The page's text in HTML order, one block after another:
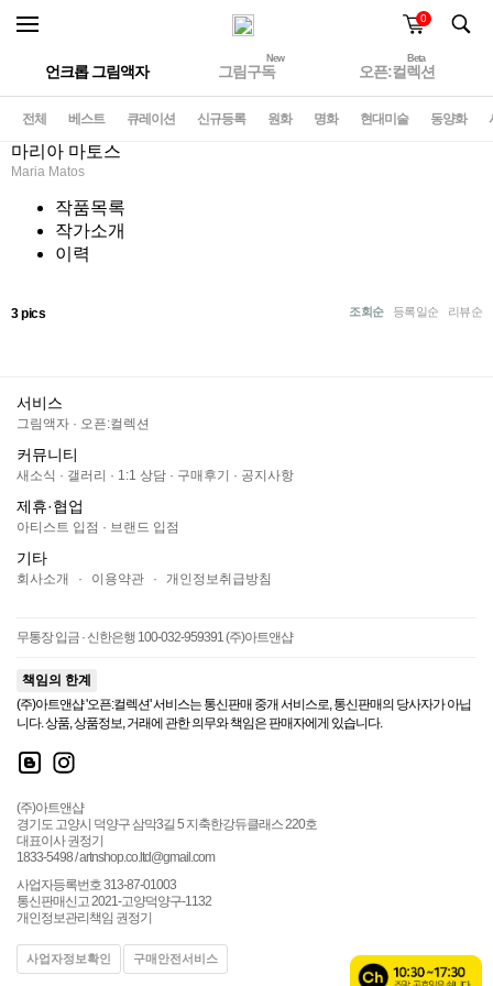
0
언크롭 그림액자
New
그림구독
Beta
오픈:컬렉션
전체 베스트 큐레이션 신규등록 원화 명화 현대미술 동양화
마리아 마토스
Maria Matos
작품목록
작가소개
이력
3 pics 조회순 등록일순 리뷰순
서비스
그림액자 · 오픈:컬렉션
커뮤니티
새소식 · 갤러리 · 1:1 상담 · 구매후기 · 공지사항
제휴·협업
아티스트 입점 · 브랜드 입점
기타
회사소개 · 이용약관 · 개인정보취급방침
무통장 입금 · 신한은행 100-032-959391 (주)아트앤샵
책임의 한계
(주)아트앤샵 '오픈:컬렉션' 서비스는 통신판매 중개 서비스로, 통신판매의 당사자가 아닙
니다. 상품, 상품정보, 거래에 관한 의무와 책임은 판매자에게 있습니다.
(주)아트앤샵
경기도 고양시 덕양구 삼막3길 5 지축한강듀클래스 220호
대표이사 권정기
1833-5498 / artnshop.co.ltd@gmail.com
사업자등록번호 313-87-01003
통신판매신고 2021-고양덕양구-1132
개인정보관리책임 권정기
사업자정보확인 구매안전서비스